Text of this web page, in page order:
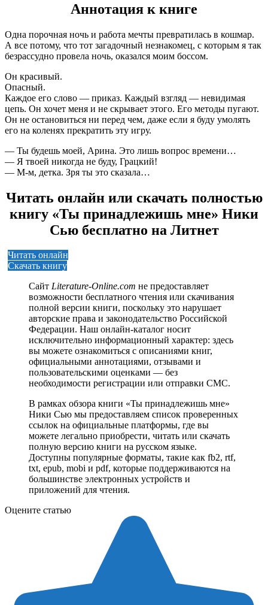
Аннотация к книге
Одна порочная ночь и работа мечты превратилась в кошмар.
А все потому, что тот загадочный незнакомец, с которым я так
безрассудно провела ночь, оказался моим боссом.
Он красивый.
Опасный.
Каждое его слово — приказ. Каждый взгляд — невидимая
цепь. Он хочет меня и не скрывает этого. Его методы пугают.
Он не остановиться ни перед чем, даже если я буду умолять
его на коленях прекратить эту игру.
— Ты будешь моей, Арина. Это лишь вопрос времени…
— Я твоей никогда не буду, Грацкий!
— М-м, детка. Зря ты это сказала…
Читать онлайн или скачать полностью
книгу «Ты принадлежишь мне» Ники
Сью бесплатно на Литнет
Читать онлайн
Скачать книгу
Сайт Literature-Online.com не предоставляет
возможности бесплатного чтения или скачивания
полной версии книги, поскольку это нарушает
авторские права и законодательство Российской
Федерации. Наш онлайн-каталог носит
исключительно информационный характер: здесь
вы можете ознакомиться с описаниями книг,
официальными аннотациями, отзывами и
пользовательскими оценками — без
необходимости регистрации или отправки СМС.
В рамках обзора книги «Ты принадлежишь мне»
Ники Сью мы предоставляем список проверенных
ссылок на официальные платформы, где вы
можете легально приобрести, читать или скачать
полную версию книги на русском языке.
Доступны популярные форматы, такие как fb2, rtf,
txt, epub, mobi и pdf, которые поддерживаются на
большинстве электронных устройств и
приложений для чтения.
Оцените статью